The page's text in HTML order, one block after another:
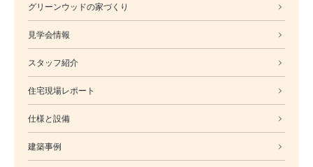
グリーンウッドの家づくり
見学会情報
スタッフ紹介
住宅現場レポート
仕様と設備
建築事例